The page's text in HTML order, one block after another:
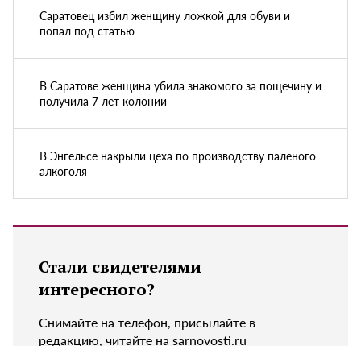
Саратовец избил женщину ложкой для обуви и
попал под статью
В Саратове женщина убила знакомого за пощечину и
получила 7 лет колонии
В Энгельсе накрыли цеха по производству паленого
алкоголя
Стали свидетелями
интересного?
Снимайте на телефон, присылайте в
редакцию, читайте на sarnovosti.ru